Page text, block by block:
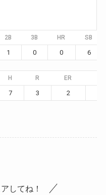
2B 3B HR SB
1 0 0 6
H R ER
7 3 2
してね！